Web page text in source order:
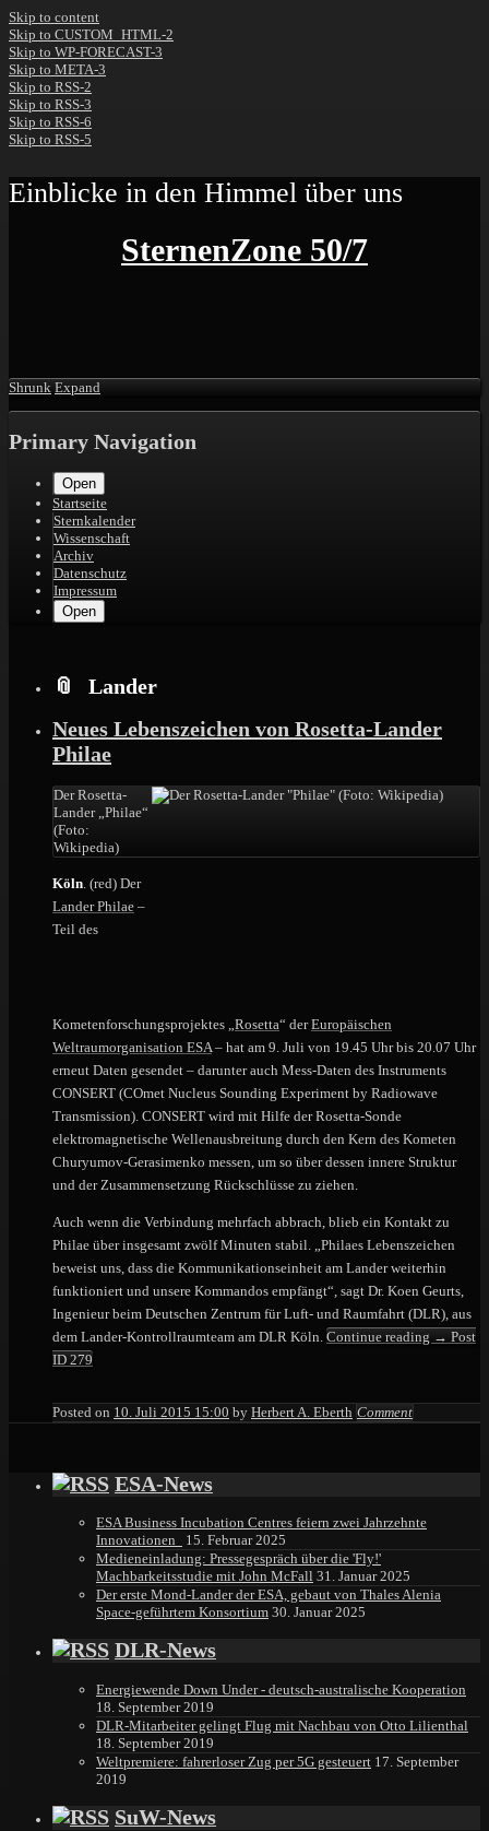
Skip to content
Skip to CUSTOM_HTML-2
Skip to WP-FORECAST-3
Skip to META-3
Skip to RSS-2
Skip to RSS-3
Skip to RSS-6
Skip to RSS-5
SternenZone 50/7
Einblicke in den Himmel über uns
Shrunk Expand
Primary Navigation
Open
Startseite
Sternkalender
Wissenschaft
Archiv
Datenschutz
Impressum
Open
Lander
Neues Lebenszeichen von Rosetta-Lander
Philae
Der Rosetta-
Lander „Philae“
(Foto:
Wikipedia)
Köln . (red) Der
Lander Philae –
Teil des
Kometenforschungsprojektes „ Rosetta“ derEuropäischen
Weltraumorganisation ESA – hat am 9. Juli von 19.45 Uhr bis 20.07 Uhr
erneut Daten gesendet – darunter auch Mess-Daten des Instruments
CONSERT (COmet Nucleus Sounding Experiment by Radiowave
Transmission). CONSERT wird mit Hilfe der Rosetta-Sonde
elektromagnetische Wellenausbreitung durch den Kern des Kometen
Churyumov-Gerasimenko messen, um so über dessen innere Struktur
und der Zusammensetzung Rückschlüsse zu ziehen.
Auch wenn die Verbindung mehrfach abbrach, blieb ein Kontakt zu
Philae über insgesamt zwölf Minuten stabil. „Philaes Lebenszeichen
beweist uns, dass die Kommunikationseinheit am Lander weiterhin
funktioniert und unsere Kommandos empfängt“, sagt Dr. Koen Geurts,
Ingenieur beim Deutschen Zentrum für Luft- und Raumfahrt (DLR), aus
dem Lander-Kontrollraumteam am DLR Köln. Continue reading → Post
ID 279
Posted on 10. Juli 2015 15:00 by Herbert A. Eberth Comment
ESA-News
ESA Business Incubation Centres feiern zwei Jahrzehnte
Innovationen
15. Februar 2025
Medieneinladung: Pressegespräch über die 'Fly!'
Machbarkeitsstudie mit John McFall 31. Januar 2025
Der erste Mond-Lander der ESA, gebaut von Thales Alenia
Space-geführtem Konsortium 30. Januar 2025
DLR-News
Energiewende Down Under - deutsch-australische Kooperation
18. September 2019
DLR-Mitarbeiter gelingt Flug mit Nachbau von Otto Lilienthal
18. September 2019
Weltpremiere: fahrerloser Zug per 5G gesteuert 17. September
2019
SuW-News